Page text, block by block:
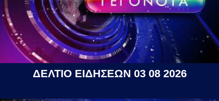
ΔΕΛΤΙΟ ΕΙΔΗΣΕΩΝ 03 08 2026